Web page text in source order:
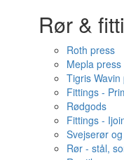
Rør &
Roth press
Mepla press
Tigris Wavin
Fittings -
Rødgods
Fittings -
Svejserør
Rør - stål,